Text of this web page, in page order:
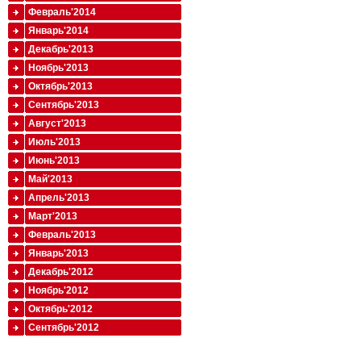
Февраль'2014
Январь'2014
Декабрь'2013
Ноябрь'2013
Октябрь'2013
Сентябрь'2013
Август'2013
Июль'2013
Июнь'2013
Май'2013
Апрель'2013
Март'2013
Февраль'2013
Январь'2013
Декабрь'2012
Ноябрь'2012
Октябрь'2012
Сентябрь'2012